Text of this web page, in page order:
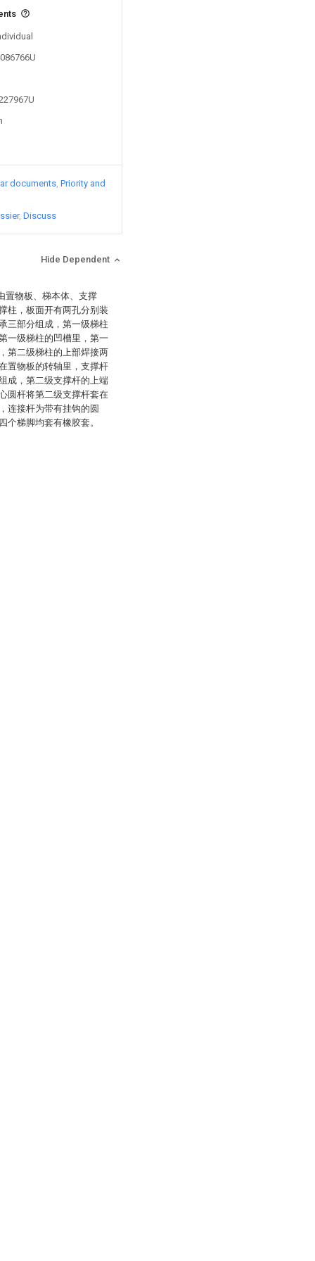
documents Priority and
Discuss
Hide Dependent
置物板、梯本体、支撑
柱，板面开有两孔分别装
三部分组成，第一级梯柱
一级梯柱的凹槽里，第一
第二级梯柱的上部焊接两
置物板的转轴里，支撑杆
成，第二级支撑杆的上端
圆杆将第二级支撑杆套在
连接杆为带有挂钩的圆
个梯脚均套有橡胶套。